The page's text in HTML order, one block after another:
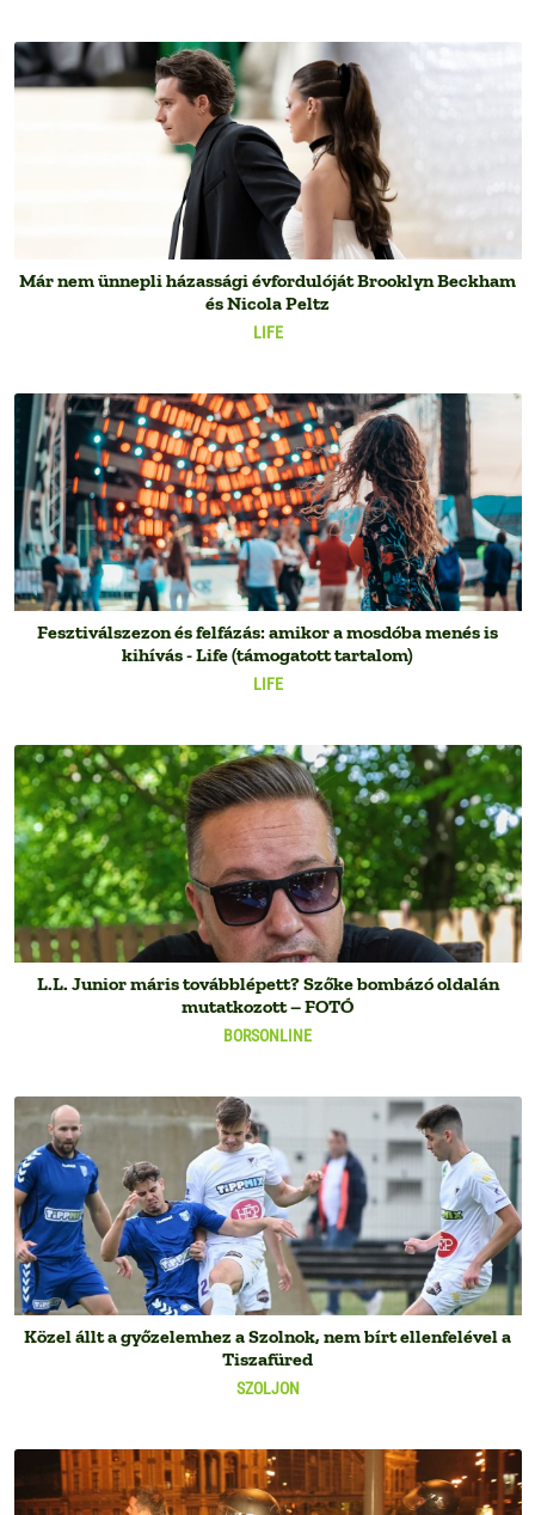
LIFE
Már nem ünnepli házassági évfordulóját Brooklyn Beckham
és Nicola Peltz
LIFE
Fesztiválszezon és felfázás: amikor a mosdóba menés is
kihívás - Life (támogatott tartalom)
BORSONLINE
L.L. Junior máris továbblépett? Szőke bombázó oldalán
mutatkozott – FOTÓ
SZOLJON
Közel állt a győzelemhez a Szolnok, nem bírt ellenfelével a
Tiszafüred